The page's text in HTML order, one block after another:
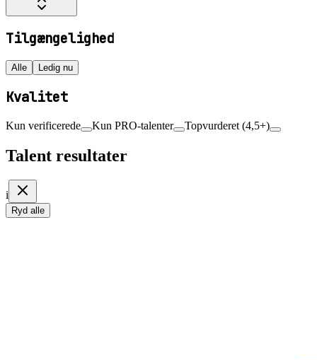
Tilgængelighed
Alle Ledig nu
Kvalitet
Kun verificerede Kun PRO-talenter Topvurderet (4,5+)
Talent resultater
i
Ryd alle